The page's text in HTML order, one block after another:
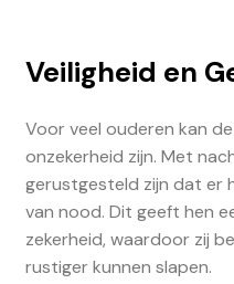
Veiligheid en
Voor veel ouderen kan
onzekerheid zijn. Met
gerustgesteld zijn dat er
van nood. Dit geeft hen
zekerheid, waardoor zij
rustiger kunnen slapen.